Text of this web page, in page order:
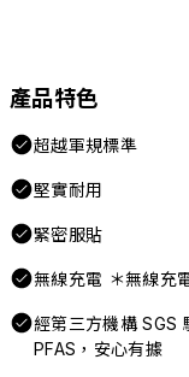
產品特色
超越軍規標準
堅實耐用
緊密服貼
無線充電 ＊無線充
經第三方機構 SGS
PFAS，安心有據